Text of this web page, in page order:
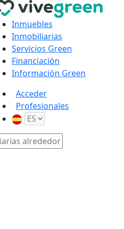
Inmuebles
Inmobiliarias
Servicios Green
Financiación
Información Green
Acceder
Profesionales